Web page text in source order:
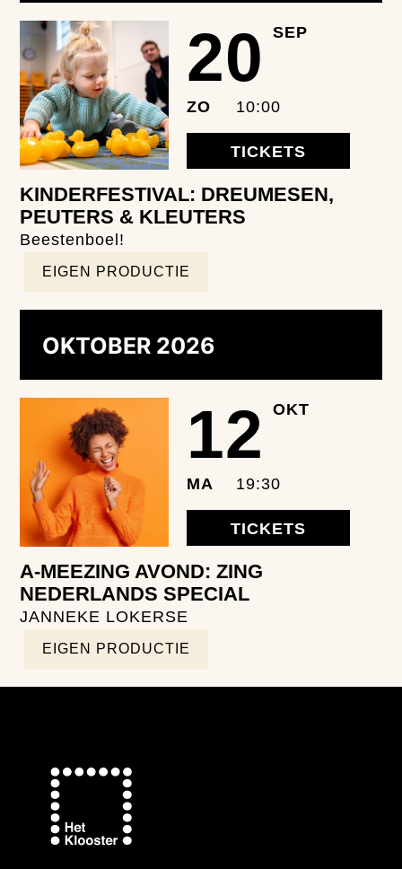
20 SEP
ZO 10:00
TICKETS
KINDERFESTIVAL: DREUMESEN,
PEUTERS & KLEUTERS
Beestenboel!
EIGEN PRODUCTIE
OKTOBER 2026
12 OKT
MA 19:30
TICKETS
A-MEEZING AVOND: ZING
NEDERLANDS SPECIAL
JANNEKE LOKERSE
EIGEN PRODUCTIE